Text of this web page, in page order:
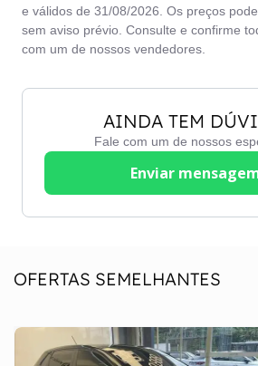
Direção elétrica
Direção hidráulica
e válidos de 31/08/2026. Os preços
sem aviso prévio. Consulte e confirme
com um de nossos vendedores.
AINDA TEM
Fale com um de nossos
Enviar
OFERTAS SEMELHANTES